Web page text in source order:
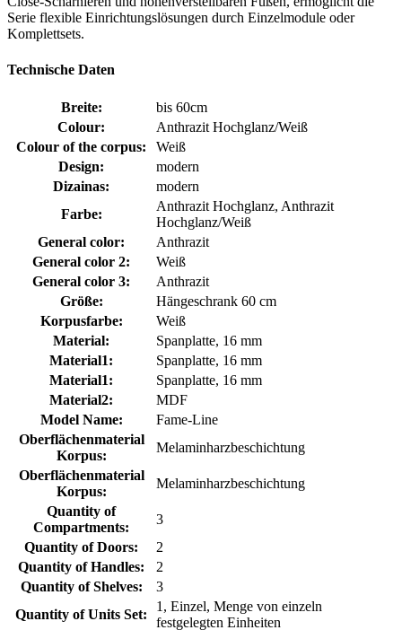
Serie flexible Einrichtungslösungen durch Einzelmodule oder
Komplettsets.
Technische Daten
Breite:
bis 60cm
Colour:
Anthrazit Hochglanz/Weiß
Colour of the corpus:
Weiß
Design:
modern
Dizainas:
modern
Farbe:
Anthrazit Hochglanz, Anthrazit
Hochglanz/Weiß
General color:
Anthrazit
General color 2:
Weiß
General color 3:
Anthrazit
Größe:
Hängeschrank 60 cm
Korpusfarbe:
Weiß
Material:
Spanplatte, 16 mm
Material1:
Spanplatte, 16 mm
Material1:
Spanplatte, 16 mm
Material2:
MDF
Model Name:
Fame-Line
Oberflächenmaterial
Korpus:
Melaminharzbeschichtung
Oberflächenmaterial
Korpus:
Melaminharzbeschichtung
Quantity of
Compartments:
3
Quantity of Doors:
2
Quantity of Handles:
2
Quantity of Shelves:
3
Quantity of Units Set:
1, Einzel, Menge von einzeln
festgelegten Einheiten